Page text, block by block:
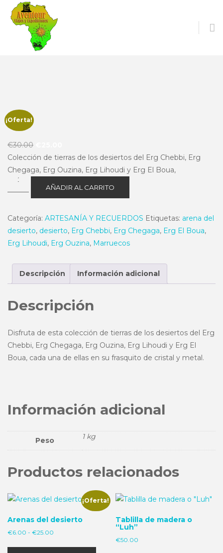
¡Oferta!
€30.00
precio
original
precio
actual
Colección de tierras de los desiertos del Erg Chebbi, Erg
Chegaga, Erg Ouzina, Erg Lihoudi y Erg El Boua,
Colección
de
arenas
cantidad
AÑADIR AL CARRITO
Categoría: ARTESANÍA Y RECUERDOS Etiquetas: arena del
desierto, desierto, Erg Chebbi, Erg Chegaga, Erg El Boua,
Erg Lihoudi, Erg Ouzina, Marruecos
Descripción Información adicional
Descripción
Disfruta de esta colección de tierras de los desiertos del Erg
Chebbi, Erg Chegaga, Erg Ouzina, Erg Lihoudi y Erg El
Boua, cada una de ellas en su frasquito de cristal y metal.
Información adicional
Peso 1 kg
Productos relacionados
¡Oferta!
Arenas del desierto
€6.00 - €25.00
Tablilla de madera o
“Luh”
€50.00